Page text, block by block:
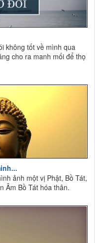
không tốt về mình qua
cho ra manh mối để thọ
ảnh một vị Phật, Bồ Tát,
Âm Bồ Tát hóa thân.